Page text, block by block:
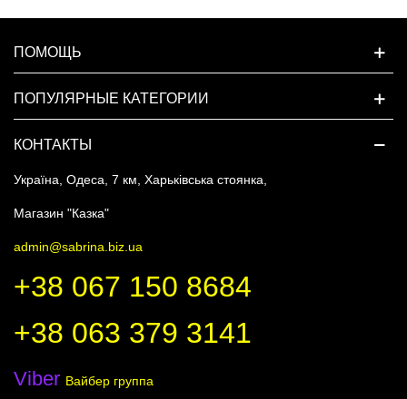
ПОМОЩЬ
ПОПУЛЯРНЫЕ КАТЕГОРИИ
КОНТАКТЫ
Україна, Одеса, 7 км, Харьківська стоянка,
Магазин "Казка"
admin@sabrina.biz.ua
+38 067 150 8684
+38 063 379 3141
Viber Вайбер группа